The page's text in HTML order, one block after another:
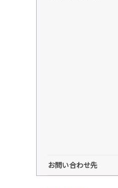
お問い合わせ先